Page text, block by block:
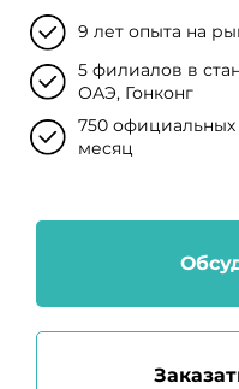
9 лет опыта на
5 филиалов в
ОАЭ, Гонконг
750
месяц